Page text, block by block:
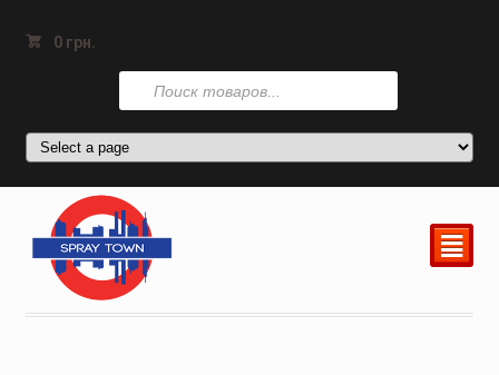
0 грн.
Поиск
товаров
²